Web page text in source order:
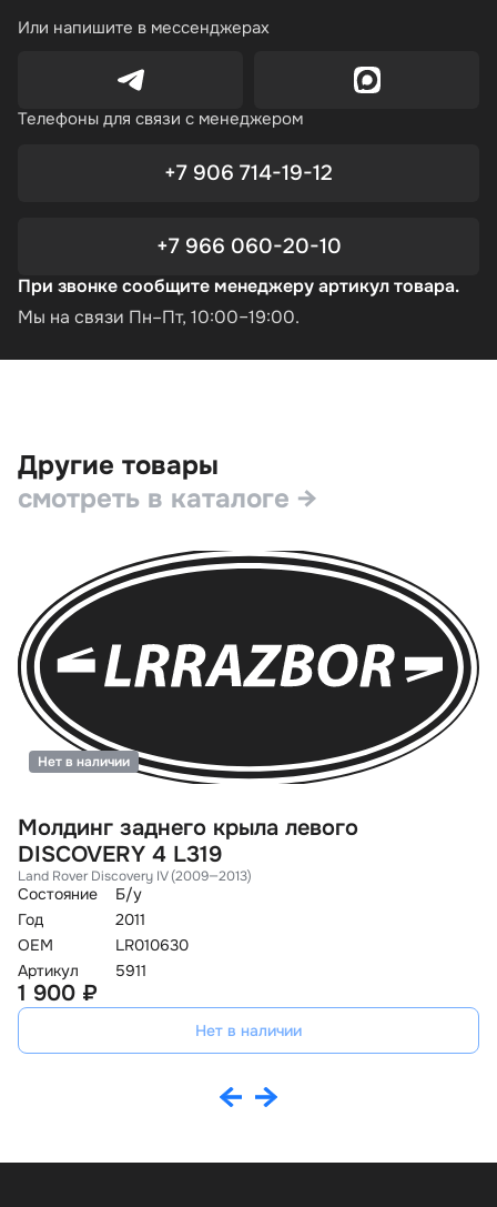
Или напишите в мессенджерах
Телефоны для связи с менеджером
+7 906 714-19-12
+7 966 060-20-10
При звонке сообщите менеджеру артикул товара.
Мы на связи Пн–Пт, 10:00–19:00.
Другие товары
смотреть в каталоге →
Молдинг заднего крыла левого
DISCOVERY 4 L319
Land Rover Discovery IV (2009—2013)
Состояние
Б/у
Год
2011
OEM
LR010630
Артикул
5911
Нет в наличии
1 900 ₽
Нет в наличии